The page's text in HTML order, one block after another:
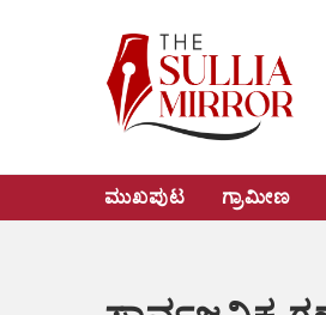
ಮುಖಪುಟ ಗ್ರಾಮೀಣ